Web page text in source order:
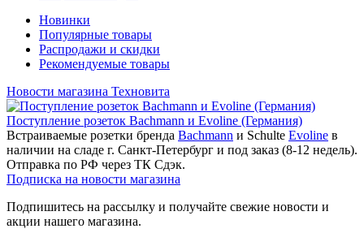
Новинки
Популярные товары
Распродажи и скидки
Рекомендуемые товары
Новости магазина Техновита
Поступление розеток Bachmann и Evoline (Германия)
Встраиваемые розетки бренда Bachmann и Schulte Evoline в
наличии на сладе г. Санкт-Петербург и под заказ (8-12 недель).
Отправка по РФ через ТК Сдэк.
Подписка на новости магазина
Подпишитесь на рассылку и получайте свежие новости и
акции нашего магазина.